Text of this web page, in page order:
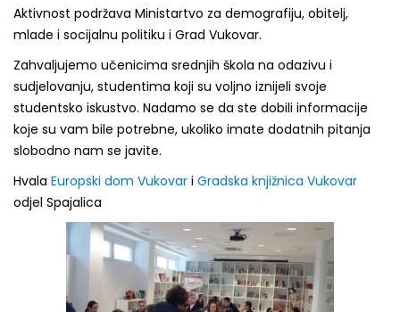
Aktivnost podržava Ministartvo za demografiju, obitelj,
mlade i socijalnu politiku i Grad Vukovar.
Zahvaljujemo učenicima srednjih škola na odazivu i
sudjelovanju, studentima koji su voljno iznijeli svoje
studentsko iskustvo. Nadamo se da ste dobili informacije
koje su vam bile potrebne, ukoliko imate dodatnih pitanja
slobodno nam se javite.
Hvala Europski dom Vukovar i Gradska knjižnica Vukovar
odjel Spajalica